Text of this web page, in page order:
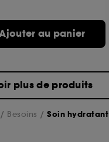
au panier
plus de produits
Besoins Soin hydratant